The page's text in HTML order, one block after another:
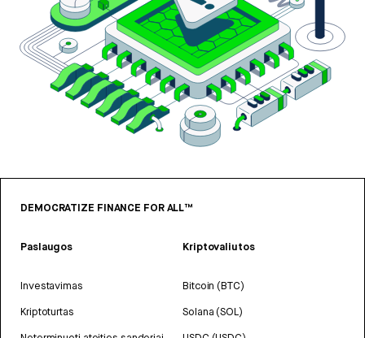
DEMOCRATIZE FINANCE FOR ALL™
Paslaugos
Investavimas
Kriptoturtas
Kriptovaliutos
Bitcoin (BTC)
Solana (SOL)